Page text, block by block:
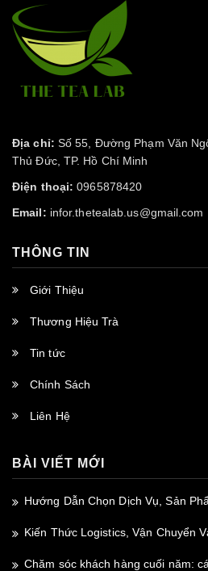
Địa chỉ: Số 55, Đường Phạm Văn
Thủ Đức, TP. Hồ Chí Minh
Điện thoại: 0965878420
Email: infor.thetealab.us@gmail.com
THÔNG TIN
Giới Thiệu
Thương Hiệu Trà
Tin tức
Chính Sách
Liên Hệ
BÀI VIẾT MỚI
Hướng Dẫn Chọn Dịch Vụ, Sản
Kiến Thức Logistics, Vận Chuyển
Chăm sóc khách hàng cuối năm: